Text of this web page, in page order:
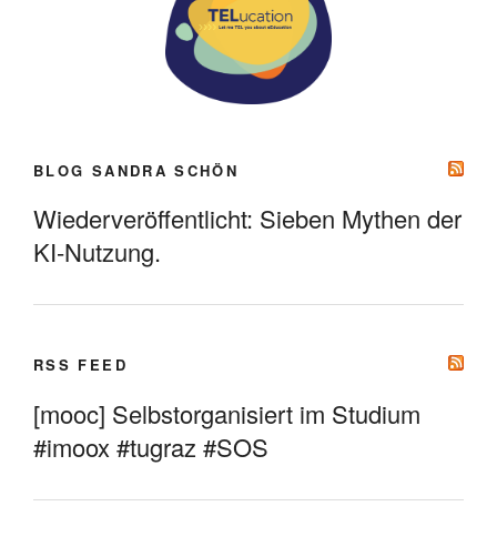
BLOG SANDRA SCHÖN
Wiederveröffentlicht: Sieben Mythen der
KI-Nutzung.
RSS FEED
[mooc] Selbstorganisiert im Studium
#imoox #tugraz #SOS